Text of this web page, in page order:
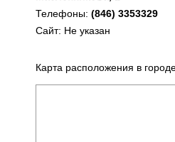
Телефоны: (846) 3353329
Сайт: Не указан
Карта расположения в